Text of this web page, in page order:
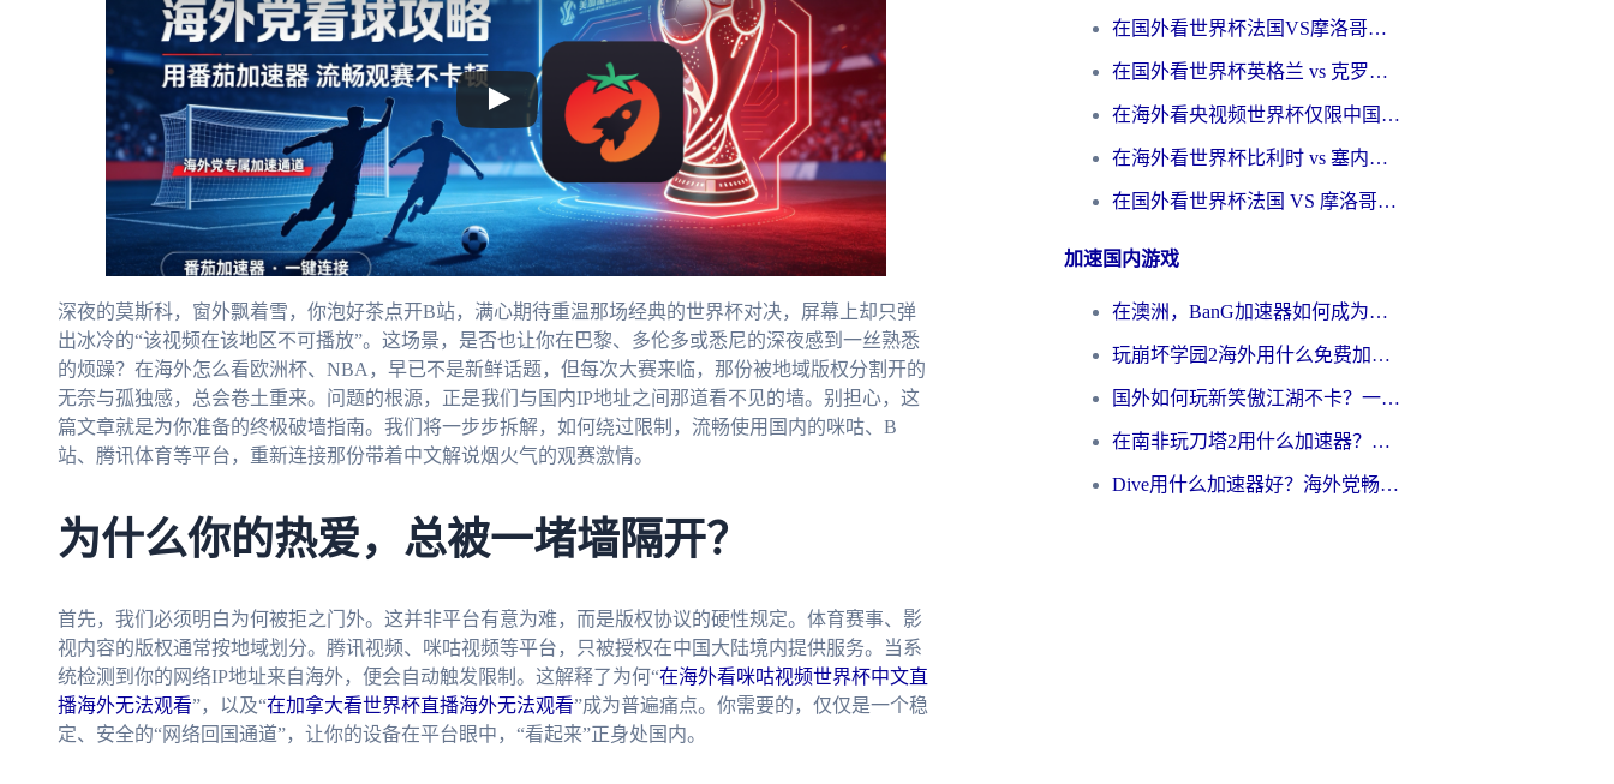
深夜的莫斯科，窗外飘着雪，你泡好茶点开B站，满心期待重温那场经典的世界杯对决，屏幕上却只弹
出冰冷的“该视频在该地区不可播放”。这场景，是否也让你在巴黎、多伦多或悉尼的深夜感到一丝熟悉
的烦躁？在海外怎么看欧洲杯、NBA，早已不是新鲜话题，但每次大赛来临，那份被地域版权分割开的
无奈与孤独感，总会卷土重来。问题的根源，正是我们与国内IP地址之间那道看不见的墙。别担心，这
篇文章就是为你准备的终极破墙指南。我们将一步步拆解，如何绕过限制，流畅使用国内的咪咕、B
站、腾讯体育等平台，重新连接那份带着中文解说烟火气的观赛激情。
为什么你的热爱，总被一堵墙隔开？
首先，我们必须明白为何被拒之门外。这并非平台有意为难，而是版权协议的硬性规定。体育赛事、影
视内容的版权通常按地域划分。腾讯视频、咪咕视频等平台，只被授权在中国大陆境内提供服务。当系
统检测到你的网络IP地址来自海外，便会自动触发限制。这解释了为何“在海外看咪咕视频世界杯中文直
播海外无法观看”，以及“在加拿大看世界杯直播海外无法观看”成为普遍痛点。你需要的，仅仅是一个稳
定、安全的“网络回国通道”，让你的设备在平台眼中，“看起来”正身处国内。
在国外看世界杯法国VS摩洛哥地区限制？这篇指南让你流畅看中文解说无压力
在国外看世界杯英格兰 vs 克罗地亚当前地区不可播放？这篇指南帮你搞定所有海外观赛难题
在海外看央视频世界杯仅限中国大陆？这篇指南帮你解锁中文解说+无卡顿直播
在海外看世界杯比利时 vs 塞内加尔仅限中国大陆？我找到了最流畅的中文解说之路
在国外看世界杯法国 VS 摩洛哥仅限中国大陆？海外党这样看中文解说赛事不卡顿
加速国内游戏
在澳洲，BanG加速器如何成为你国服游戏的“时光机”？
玩崩坏学园2海外用什么免费加速器好？2026海外党亲测国服游戏加速指南
国外如何玩新笑傲江湖不卡？一份给海外游子的终极网络指南
在南非玩刀塔2用什么加速器？一份给海外游子的终极生存指南
Dive用什么加速器好？海外党畅玩国服游戏的终极避坑指南